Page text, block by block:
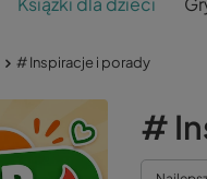
# Inspiracje i porady
#